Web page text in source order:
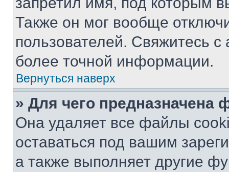
Также он мог вообще
пользователей. Свяжитесь
более точной информации.
Вернуться наверх
» Для чего предназначена
Она удаляет все файлы
оставаться под вашим
а также выполняет другие